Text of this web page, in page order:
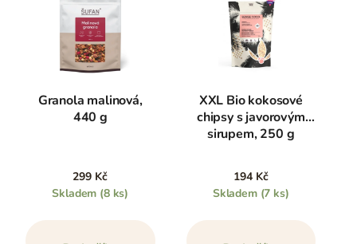
Granola malinová,
440 g
299 Kč
Skladem (8 ks)
XXL Bio kokosové
chipsy s javorovým
sirupem, 250 g
194 Kč
Skladem (7 ks)